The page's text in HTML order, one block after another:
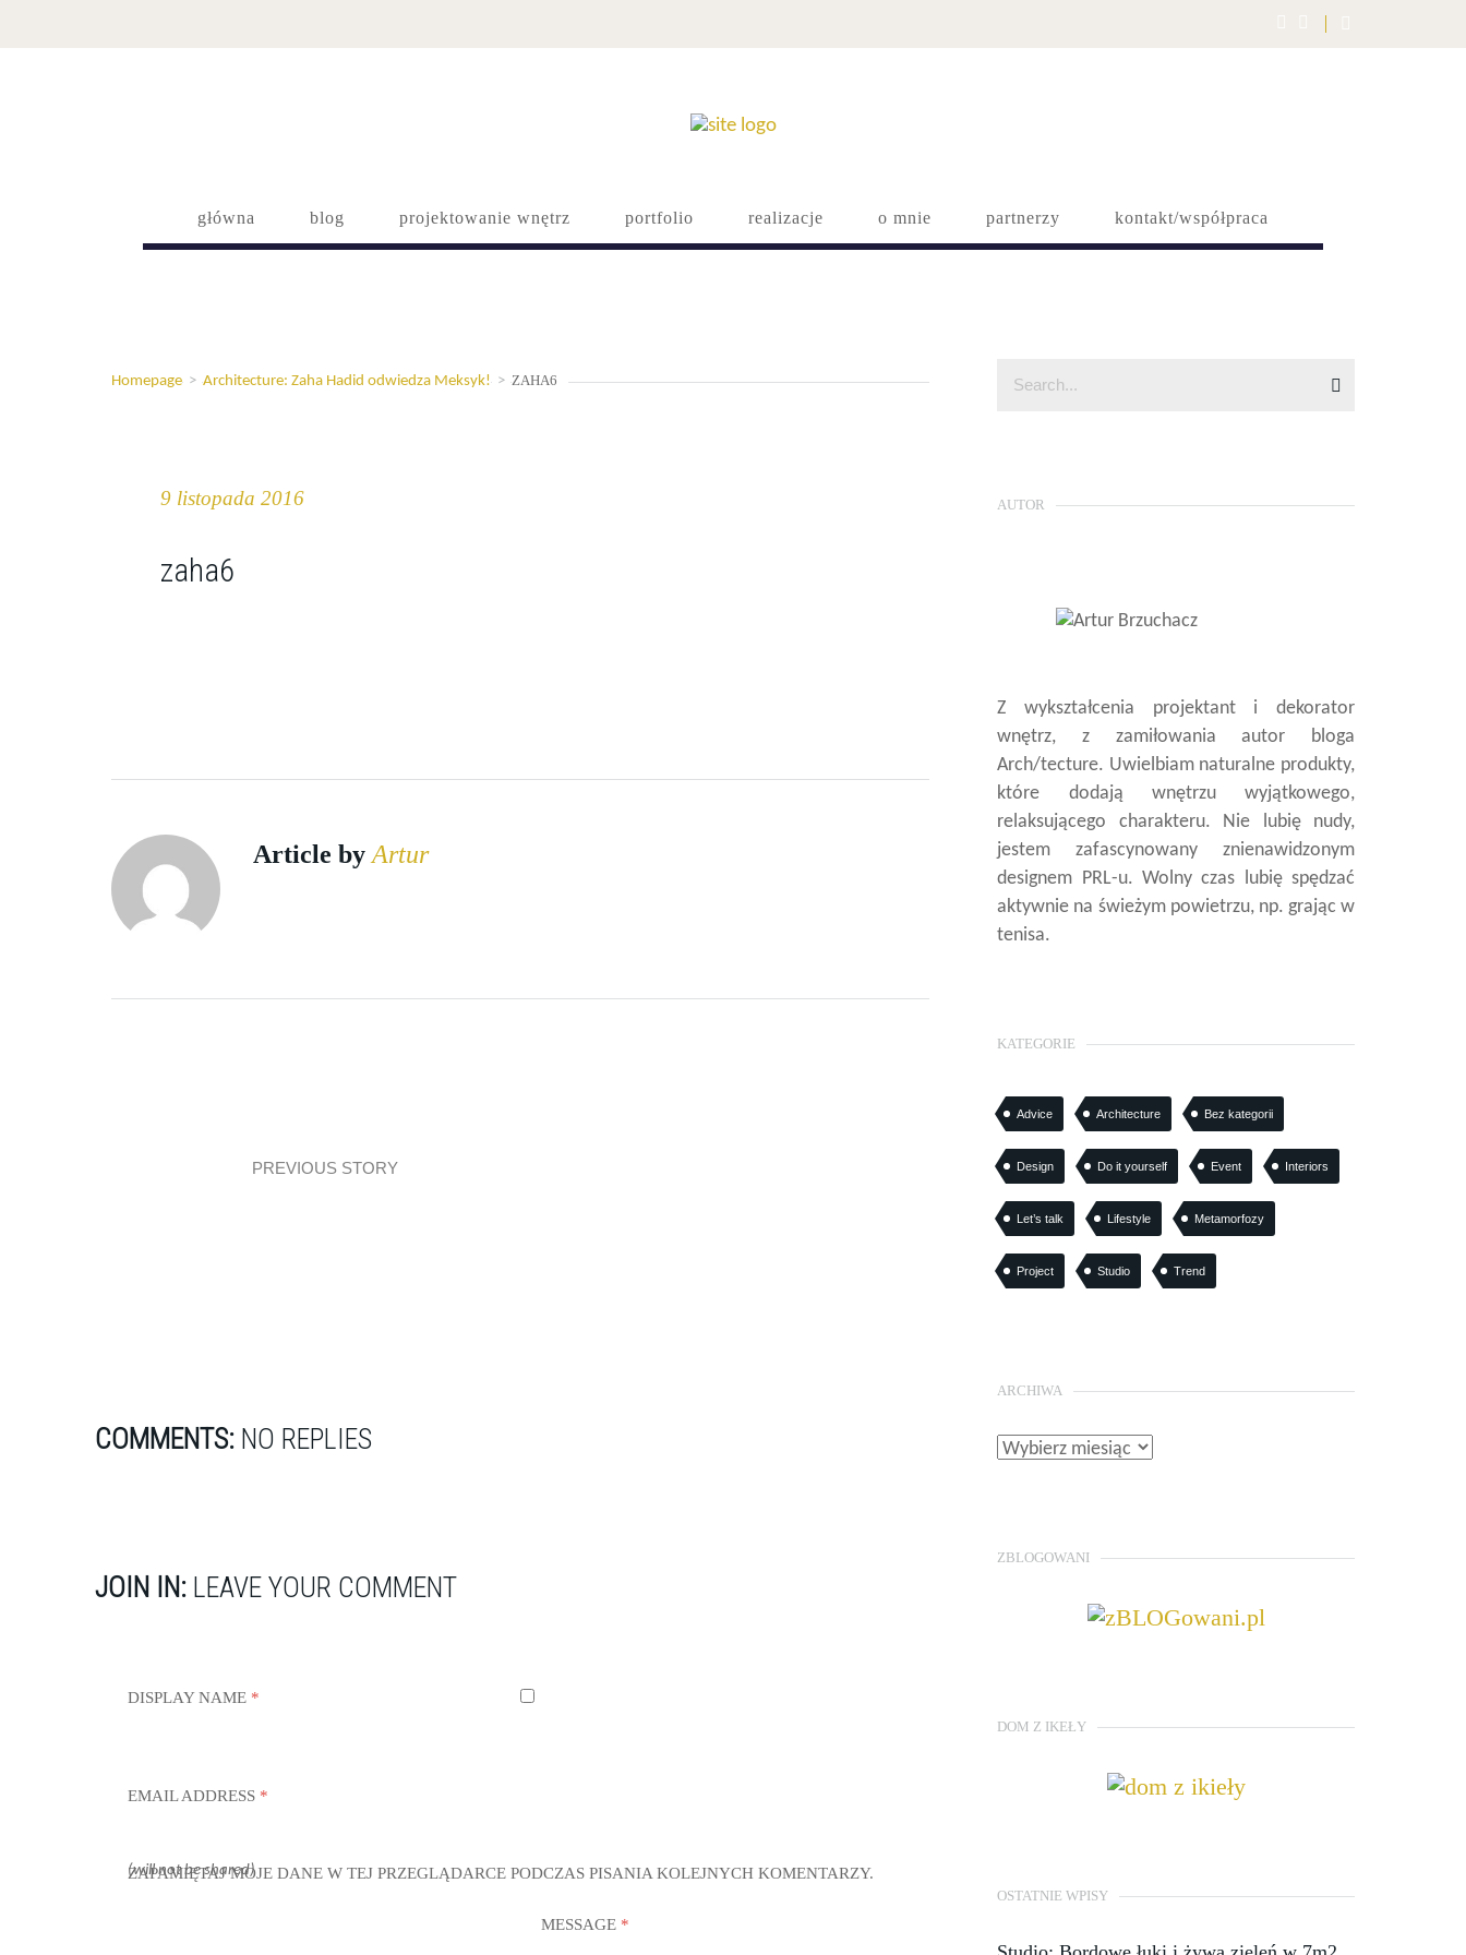
główna blog projektowanie wnętrz portfolio realizacje o mnie partnerzy kontakt/współpraca
Homepage > Architecture: Zaha Hadid odwiedza Meksyk! > ZAHA6
9 listopada 2016
zaha6
Article by Artur
PREVIOUS STORY
COMMENTS: NO REPLIES
JOIN IN: LEAVE YOUR COMMENT
DISPLAY NAME *
EMAIL ADDRESS *
(will not be shared)
ZAPAMIĘTAJ MOJE DANE W TEJ PRZEGLĄDARCE PODCZAS PISANIA KOLEJNYCH KOMENTARZY.
MESSAGE *
AUTOR
Z wykształcenia projektant i dekorator
wnętrz, z zamiłowania autor bloga
Arch/tecture. Uwielbiam naturalne produkty,
które dodają wnętrzu wyjątkowego,
relaksującego charakteru. Nie lubię nudy,
jestem zafascynowany znienawidzonym
designem PRL-u. Wolny czas lubię spędzać
aktywnie na świeżym powietrzu, np. grając w
tenisa.
KATEGORIE
Advice Architecture Bez kategorii
Design Do it yourself Event Interiors
Let’s talk Lifestyle Metamorfozy
Project Studio Trend
ARCHIWA
ZBLOGOWANI
DOM Z IKEŁY
OSTATNIE WPISY